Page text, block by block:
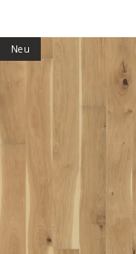
Neu